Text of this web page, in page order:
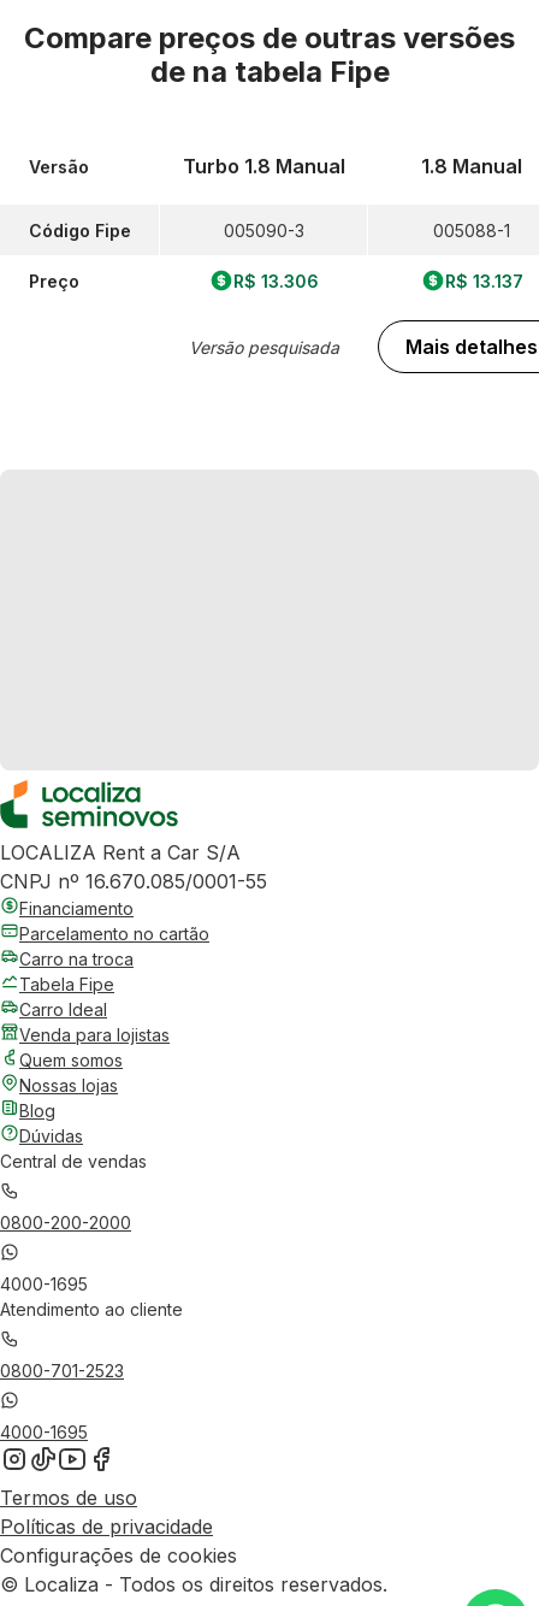
Compare preços de outras versões
de na tabela Fipe
Versão
Código Fipe
Preço
Turbo 1.8 Manual
005090-3
R$ 13.306
Versão pesquisada
1.8 Manual
005088-1
R$ 13.137
Mais detalhes
LOCALIZA Rent a Car S/A
CNPJ nº 16.670.085/0001-55
Financiamento
Parcelamento no cartão
Carro na troca
Tabela Fipe
Carro Ideal
Venda para lojistas
Quem somos
Nossas lojas
Blog
Dúvidas
Central de vendas
0800-200-2000
4000-1695
Atendimento ao cliente
0800-701-2523
4000-1695
Termos de uso
Políticas de privacidade
Configurações de cookies
© Localiza - Todos os direitos reservados.